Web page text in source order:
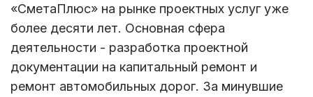
«СметаПлюс» на рынке проектных услуг уже
более десяти лет. Основная сфера
деятельности - разработка проектной
документации на капитальный ремонт и
ремонт автомобильных дорог. За минувшие